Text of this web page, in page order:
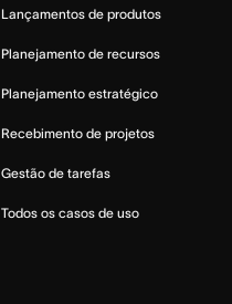
Lançamentos de produtos
Planejamento de recursos
Planejamento estratégico
Recebimento de projetos
Gestão de tarefas
Todos os casos de uso